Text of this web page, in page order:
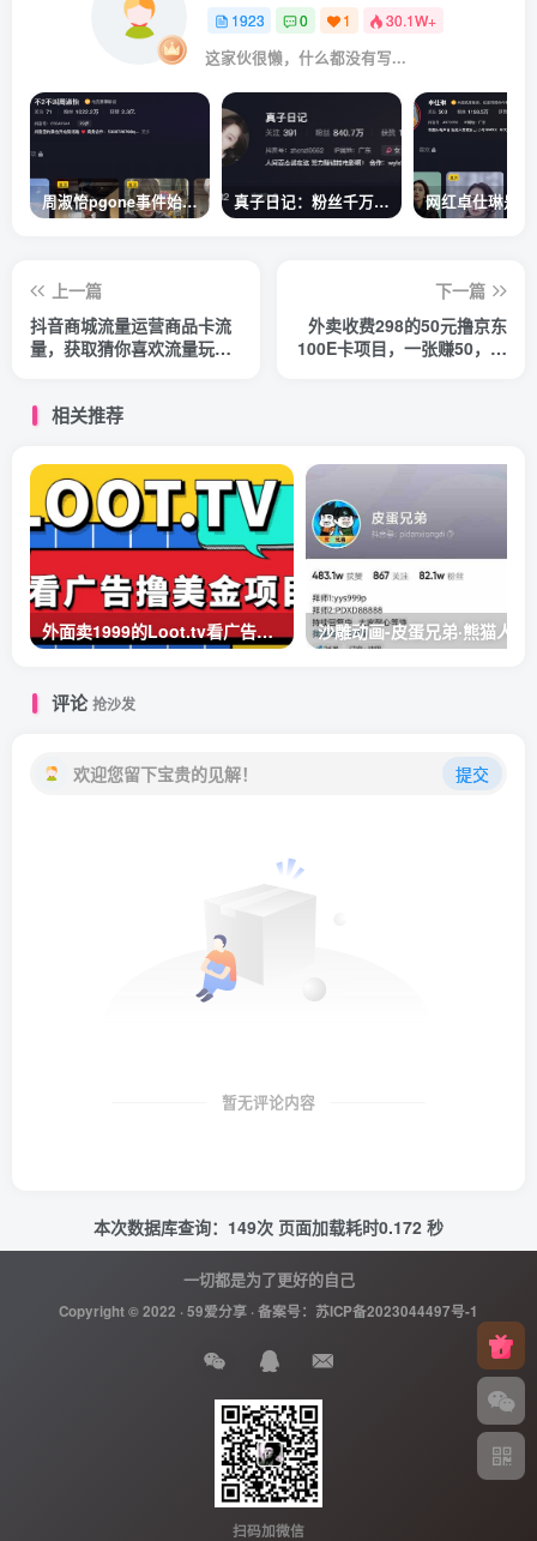
1923 0 1 30.1W+
这家伙很懒，什么都没有写...
周淑怡pgone事件始末，周淑怡现状 真子日记：粉丝千万的真子日记是最懂反转的网红吗？
上一篇
抖音商城流量运营商品卡流
量，获取猜你喜欢流量玩
下一篇
外卖收费298的50元撸京东
100E卡项目，一张赚50，多
相关推荐
外面卖1999的Loot.tv看广告撸美金项目，号称月入轻松4000【详细教程+上车资源渠道】
评论抢沙发
欢迎您留下宝贵的见解！ 提交
暂无评论内容
本次数据库查询：149次 页面加载耗时0.172 秒
一切都是为了更好的自己
Copyright © 2022 ·59爱分享 · 备案号： 苏ICP备2023044497号-1
扫码加微信